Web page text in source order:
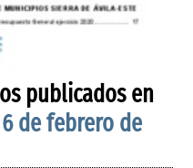
publicados en
de febrero de